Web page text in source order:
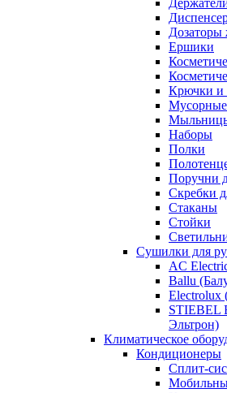
Дозаторы
Ершики
Крючки и
Мусорные
Наборы
Полки
Поручни
Скребки
Стаканы
Стойки
Сушилки для
AC
Ballu
Electrolux
STIEBEL
Эльтрон)
Климатическое
Кондиционеры
Сплит-